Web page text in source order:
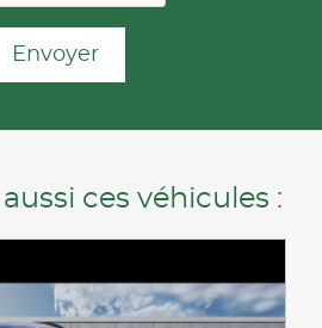
Envoyer
ces véhicules :